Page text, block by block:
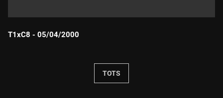
T1xC8 - 05/04/2000
TOTS